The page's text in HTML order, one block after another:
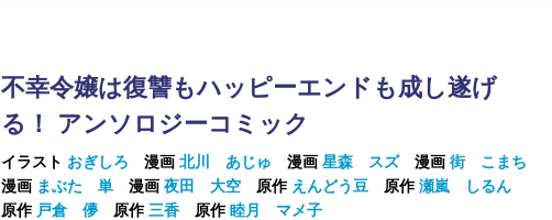
不幸令嬢は復讐もハッピーエンドも成し遂げ
る！ アンソロジーコミック
イラスト おぎしろ 漫画 北川 あじゅ 漫画 星森 スズ 漫画 街 こまち
漫画 まぶた 単 漫画 夜田 大空 原作 えんどう豆 原作瀬嵐 しるん
原作 戸倉 儚 原作 三香 原作睦月 マメ子